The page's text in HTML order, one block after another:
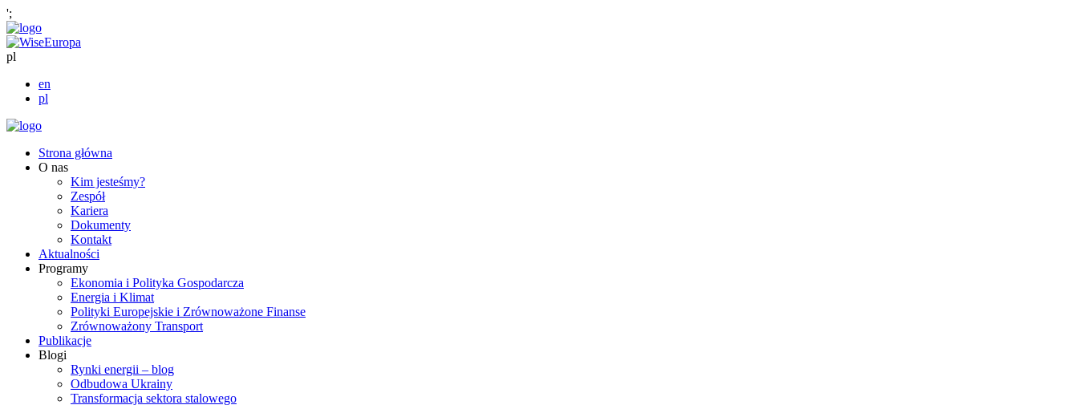
';
pl
en
pl
Strona główna
O nas
Kim jesteśmy?
Zespół
Kariera
Dokumenty
Kontakt
Aktualności
Programy
Ekonomia i Polityka Gospodarcza
Energia i Klimat
Polityki Europejskie i Zrównoważone Finanse
Zrównoważony Transport
Publikacje
Blogi
Rynki energii – blog
Odbudowa Ukrainy
Transformacja sektora stalowego